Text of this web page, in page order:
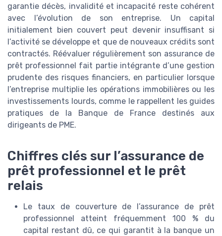
garantie décès, invalidité et incapacité reste cohérent
avec l’évolution de son entreprise. Un capital
initialement bien couvert peut devenir insuffisant si
l’activité se développe et que de nouveaux crédits sont
contractés. Réévaluer régulièrement son assurance de
prêt professionnel fait partie intégrante d’une gestion
prudente des risques financiers, en particulier lorsque
l’entreprise multiplie les opérations immobilières ou les
investissements lourds, comme le rappellent les guides
pratiques de la Banque de France destinés aux
dirigeants de PME.
Chiffres clés sur l’assurance de
prêt professionnel et le prêt
relais
Le taux de couverture de l’assurance de prêt
professionnel atteint fréquemment 100 % du
capital restant dû, ce qui garantit à la banque un